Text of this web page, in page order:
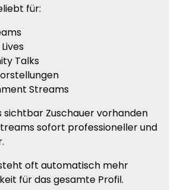
für:
Talks
Streams
sichtbar Zuschauer vorhanden
sofort professioneller und
oft automatisch mehr
für das gesamte Profil.